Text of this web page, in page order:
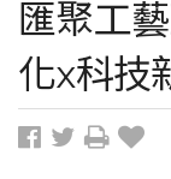
v
i
g
a
t
匯聚工
化x科技